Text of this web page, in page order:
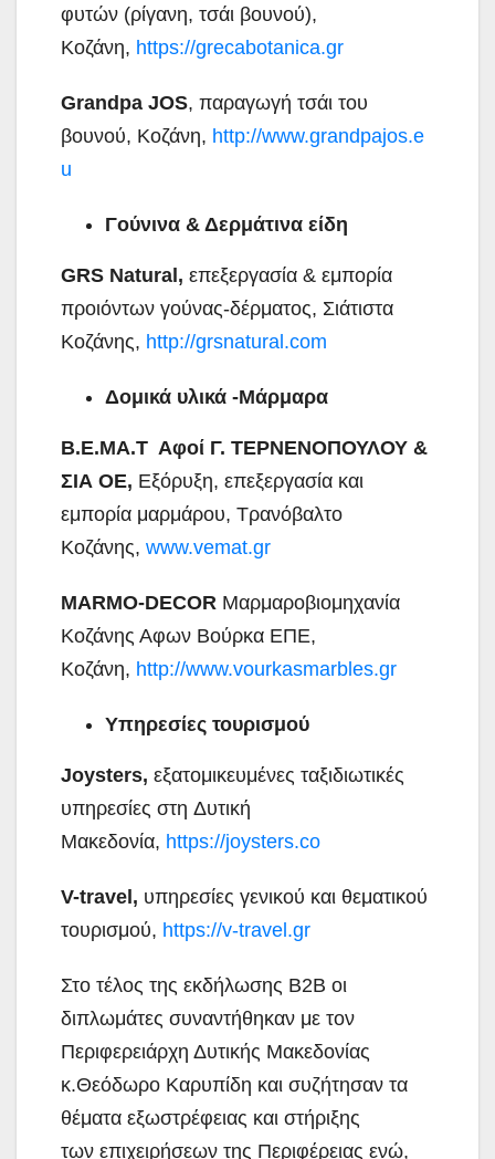
φυτών (ρίγανη, τσάι βουνού),
Κοζάνη, https://grecabotanica.gr
Grandpa JOS, παραγωγή τσάι του
βουνού, Κοζάνη, http://www.grandpajos.e
u
Γούνινα & Δερμάτινα είδη
GRS Natural, επεξεργασία & εμπορία
προιόντων γούνας-δέρματος, Σιάτιστα
Κοζάνης, http://grsnatural.com
Δομικά υλικά -Μάρμαρα
Β.Ε.ΜΑ.Τ Αφοί Γ. ΤΕΡΝΕΝΟΠΟΥΛΟΥ &
ΣΙΑ ΟΕ, Εξόρυξη, επεξεργασία και
εμπορία μαρμάρου, Τρανόβαλτο
Κοζάνης, www.vemat.gr
MARMO-DECOR Μαρμαροβιομηχανία
Κοζάνης Αφων Βούρκα ΕΠΕ,
Κοζάνη, http://www.vourkasmarbles.gr
Υπηρεσίες τουρισμού
Joysters, εξατομικευμένες ταξιδιωτικές
υπηρεσίες στη Δυτική
Μακεδονία, https://joysters.co
V-travel, υπηρεσίες γενικού και θεματικού
τουρισμού, https://v-travel.gr
Στο τέλος της εκδήλωσης Β2Β οι
διπλωμάτες συναντήθηκαν με τον
Περιφερειάρχη Δυτικής Μακεδονίας
κ.Θεόδωρο Καρυπίδη και συζήτησαν τα
θέματα εξωστρέφειας και στήριξης
των επιχειρήσεων της Περιφέρειας ενώ,